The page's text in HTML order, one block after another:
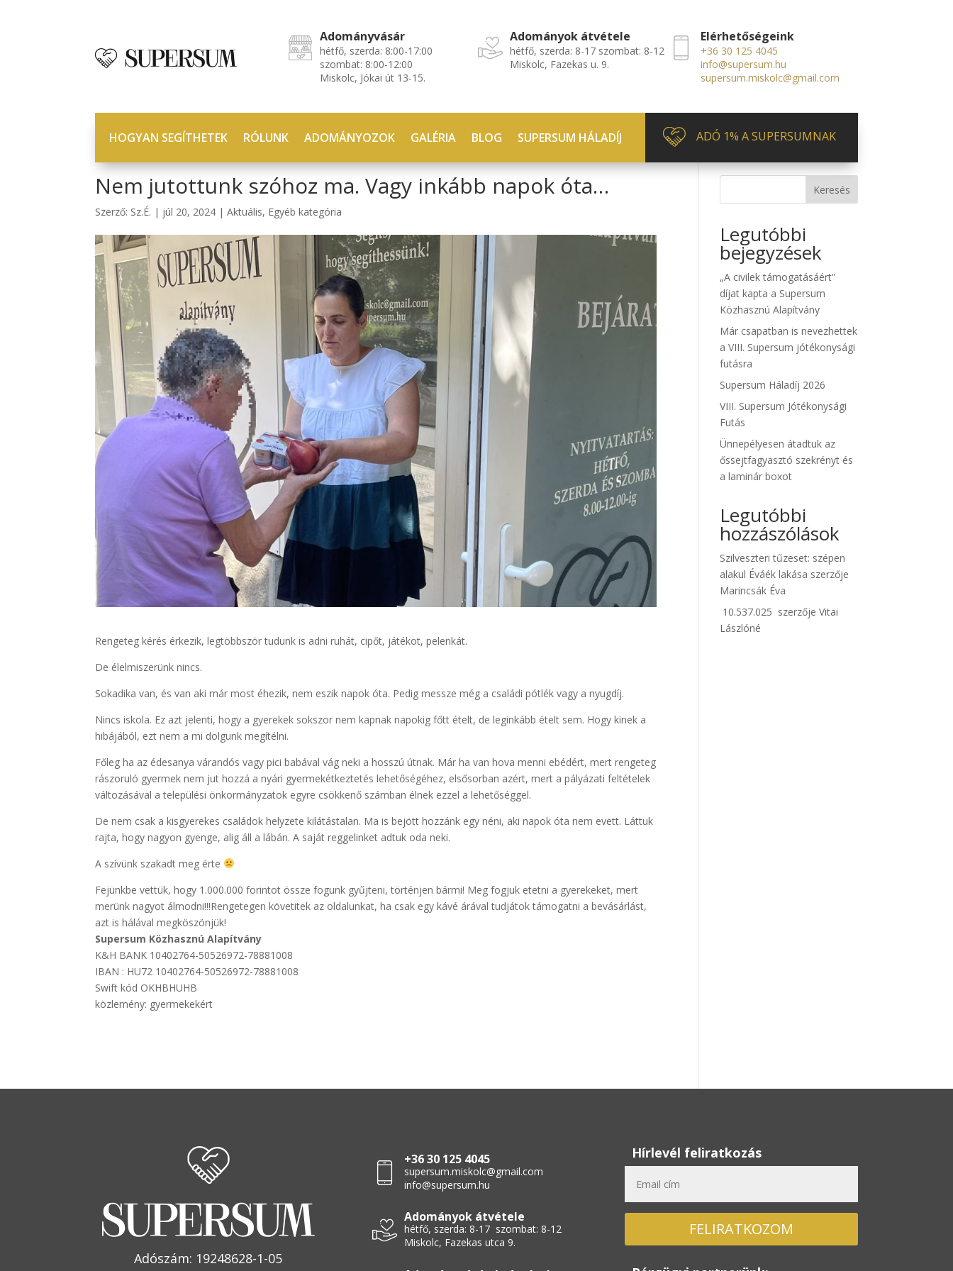
Adományvásár
hétfő, szerda: 8:00-17:00
szombat: 8:00-12:00
Miskolc, Jókai út 13-15.
Adományok átvétele
hétfő, szerda: 8-17 szombat: 8-12
Miskolc, Fazekas u. 9.
Elérhetőségeink
+36 30 125 4045
info@supersum.hu
supersum.miskolc@gmail.com
HOGYAN SEGÍTHETEK RÓLUNK ADOMÁNYOZOK GALÉRIA BLOG SUPERSUM HÁLADÍJ ADÓ 1% A SUPERSUMNAK
Nem jutottunk szóhoz ma. Vagy inkább napok óta…
Szerző: Sz.É. | júl 20, 2024 |Aktuális, Egyéb kategória
Rengeteg kérés érkezik, legtöbbször tudunk is adni ruhát, cipőt, játékot, pelenkát.
De élelmiszerünk nincs.
Sokadika van, és van aki már most éhezik, nem eszik napok óta. Pedig messze még a családi pótlék vagy a nyugdíj.
Nincs iskola. Ez azt jelenti, hogy a gyerekek sokszor nem kapnak napokig főtt ételt, de leginkább ételt sem. Hogy kinek a
hibájából, ezt nem a mi dolgunk megítélni.
Főleg ha az édesanya várandós vagy pici babával vág neki a hosszú útnak. Már ha van hova menni ebédért, mert rengeteg
rászoruló gyermek nem jut hozzá a nyári gyermekétkeztetés lehetőségéhez, elsősorban azért, mert a pályázati feltételek
változásával a települési önkormányzatok egyre csökkenő számban élnek ezzel a lehetőséggel.
De nem csak a kisgyerekes családok helyzete kilátástalan. Ma is bejött hozzánk egy néni, aki napok óta nem evett. Láttuk
rajta, hogy nagyon gyenge, alig áll a lábán. A saját reggelinket adtuk oda neki.
A szívünk szakadt meg érte
Fejünkbe vettük, hogy 1.000.000 forintot össze fogunk gyűjteni, történjen bármi! Meg fogjuk etetni a gyerekeket, mert
merünk nagyot álmodni!!!Rengetegen követitek az oldalunkat, ha csak egy kávé árával tudjátok támogatni a bevásárlást,
azt is hálával megköszönjük!
Supersum Közhasznú Alapítvány
K&H BANK 10402764-50526972-78881008
IBAN : HU72 10402764-50526972-78881008
Swift kód OKHBHUHB
közlemény: gyermekekért
Keresés
Legutóbbi
bejegyzések
„A civilek támogatásáért”
díjat kapta a Supersum
Közhasznú Alapítvány
Már csapatban is nevezhettek
a VIII. Supersum jótékonysági
futásra
Supersum Háladíj 2026
VIII. Supersum Jótékonysági
Futás
Ünnepélyesen átadtuk az
őssejtfagyasztó szekrényt és
a laminár boxot
Legutóbbi
hozzászólások
Szilveszteri tűzeset: szépen
alakul Éváék lakása szerzője
Marincsák Éva
10.537.025 szerzőjeVitai
Lászlóné
Adószám: 19248628-1-05
+36 30 125 4045
supersum.miskolc@gmail.com
info@supersum.hu
Adományok átvétele
hétfő, szerda: 8-17 szombat: 8-12
Miskolc, Fazekas utca 9.
Hírlevél feliratkozás
FELIRATKOZOM